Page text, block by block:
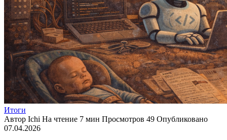
Итоги
Автор Ichi На чтение 7 мин Просмотров 49 Опубликовано
07.04.2026